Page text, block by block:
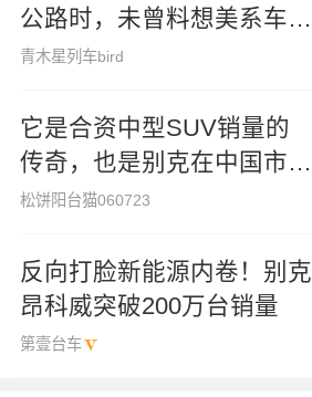
公路时，未曾料想美系车在
高速工况下的稳态特性竟如
青木星列车bird
它是合资中型SUV销量的
传奇，也是别克在中国市场
最成功的力作。
松饼阳台猫060723
反向打脸新能源内卷！别克
昂科威突破200万台销量
第壹台车